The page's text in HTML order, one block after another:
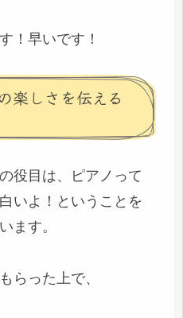
！早いです！
楽しさを伝える
役目は、ピアノって
いよ！ということを
ます。
らった上で、